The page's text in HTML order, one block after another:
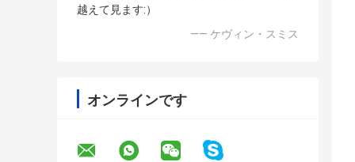
越えて見ます:）
—— ケヴィン・スミス
オンラインです